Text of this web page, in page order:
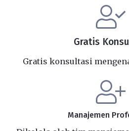
Gratis
Gratis konsultasi
Manajemen